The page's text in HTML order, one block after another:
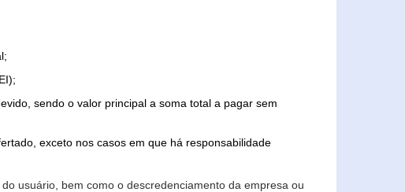
sendo o valor principal a soma total a pagar sem
exceto nos casos em que há responsabilidade
usuário, bem como o descredenciamento da empresa ou